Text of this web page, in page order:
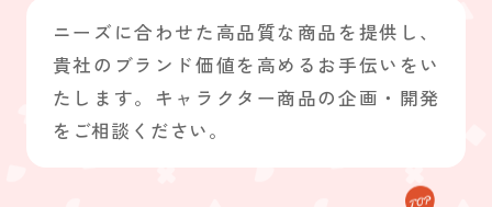
ニーズに合わせた高品質な商品を提供し、
貴社のブランド価値を高めるお手伝いをい
たします。キャラクター商品の企画・開発
をご相談ください。